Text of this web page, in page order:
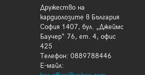
Дружество на
кардиолозите в България
София 1407, бул. „Джеймс
Баучер“ 76, ет. 4, офис
425
Телефон: 0889788446
Е-майл: